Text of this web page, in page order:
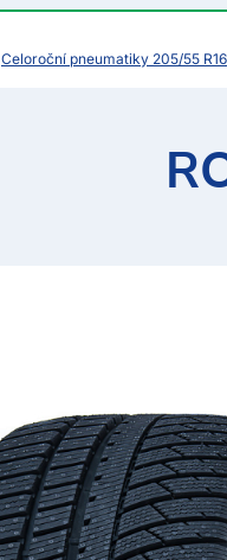
Celoroční pneumatiky 205/55 R16